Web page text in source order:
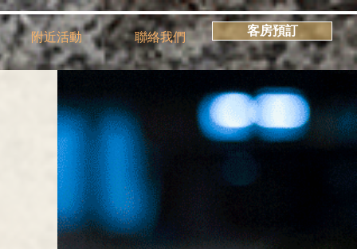
附近活動 聯絡我們 客房預訂